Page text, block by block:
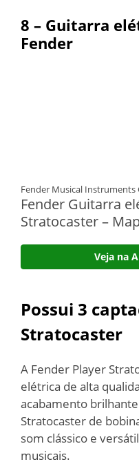
8 – Guitarra
Fender
Fender Musical Instruments
Fender Guitarra
Stratocaster –
Veja na
Possui 3
Stratocaster
A Fender Player
elétrica de alta
acabamento
Stratocaster de
som clássico e
musicais.